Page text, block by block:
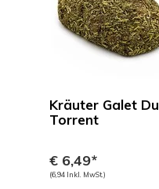
Kräuter Galet Du
Torrent
€ 6,49*
(6,94 Inkl. MwSt.)